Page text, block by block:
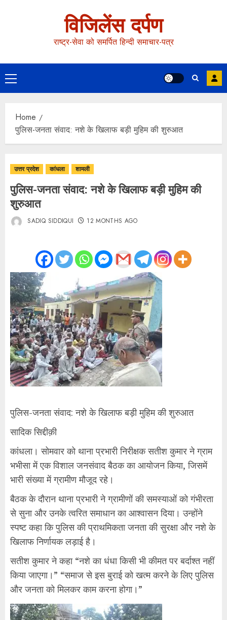
विजिलेंस दर्पण
राष्ट्र-सेवा को समर्पित हिन्दी समाचार-पत्र
Home
पुलिस-जनता संवाद: नशे के खिलाफ बड़ी मुहिम की शुरुआत
उत्तर प्रदेश कांधला शामली
पुलिस-जनता संवाद: नशे के खिलाफ बड़ी मुहिम की
शुरुआत
SADIQ SIDDIQUI 12 MONTHS AGO
पुलिस-जनता संवाद: नशे के खिलाफ बड़ी मुहिम की शुरुआत
सादिक सिद्दीक़ी
कांधला। सोमवार को थाना प्रभारी निरीक्षक सतीश कुमार ने ग्राम
भभीसा में एक विशाल जनसंवाद बैठक का आयोजन किया, जिसमें
भारी संख्या में ग्रामीण मौजूद रहे।
बैठक के दौरान थाना प्रभारी ने ग्रामीणों की समस्याओं को गंभीरता
से सुना और उनके त्वरित समाधान का आश्वासन दिया। उन्होंने
स्पष्ट कहा कि पुलिस की प्राथमिकता जनता की सुरक्षा और नशे के
खिलाफ निर्णायक लड़ाई है।
सतीश कुमार ने कहा “नशे का धंधा किसी भी कीमत पर बर्दाश्त नहीं
किया जाएगा।” “समाज से इस बुराई को खत्म करने के लिए पुलिस
और जनता को मिलकर काम करना होगा।”